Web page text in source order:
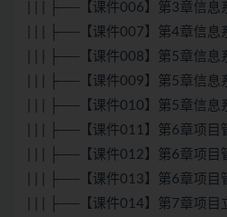
| | | ├──【课件006】第3章信息
| | | ├──【课件007】第4章信息
| | | ├──【课件008】第5章信息
| | | ├──【课件009】第5章信息
| | | ├──【课件010】第5章信
| | | ├──【课件011】第6章项目
| | | ├──【课件012】第6章项目
| | | ├──【课件013】第6章项目
| | | ├──【课件014】第7章项目